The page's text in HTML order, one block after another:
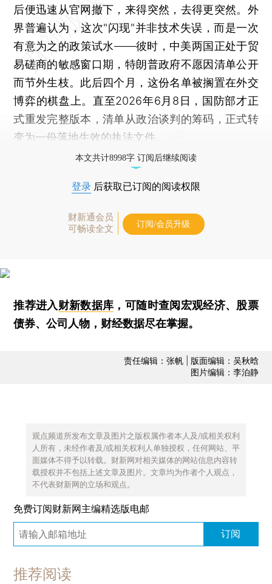
后便迅速从官网撤下，来得突然，去得更突然。外
界普遍认为，这次"闪现"并非技术失误，而是一次
有意为之的政策试水——彼时，中美两国正处于贸
易磋商的敏感窗口期，特朗普政府不愿因清单公开
而节外生枝。此后四个月，这份名单被搁置在外交
博弈的棋盘上。直至2026年6月8日，国防部才正
式重发完整版本，清单从政治谈判的筹码，正式转
变为一份落地生效的执法文件。
本文共计8998字 订阅后继续阅读
登录 后获取已订阅的阅读权限
财新通会员
可畅读全文
订阅/会员升级
推荐进入财新数据库 ，可随时查阅宏观经济、股票
债券、公司人物，财经数据尽在掌握。
责任编辑：张帆 | 版面编辑：吴秋晗
图片编辑：李泊静
观点频道所发布文章及图片之版权属作者本人及/或相关权利
人所有，未经作者及/或相关权利人单独授权，任何网站、平
面媒体不得予以转载。财新网对相关媒体的网站信息内容转
载授权并不包括上述文章及图片。文章均为作者个人观点，
不代表财新网的立场和观点。
免费订阅财新网主编精选版电邮
订阅
推荐阅读